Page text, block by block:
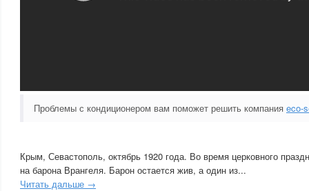
Проблемы с кондиционером вам поможет решить компания eco-
Крым, Севастополь, октябрь 1920 года. Во время церковного
на барона Врангеля. Барон остается жив, а один из...
Читать дальше →